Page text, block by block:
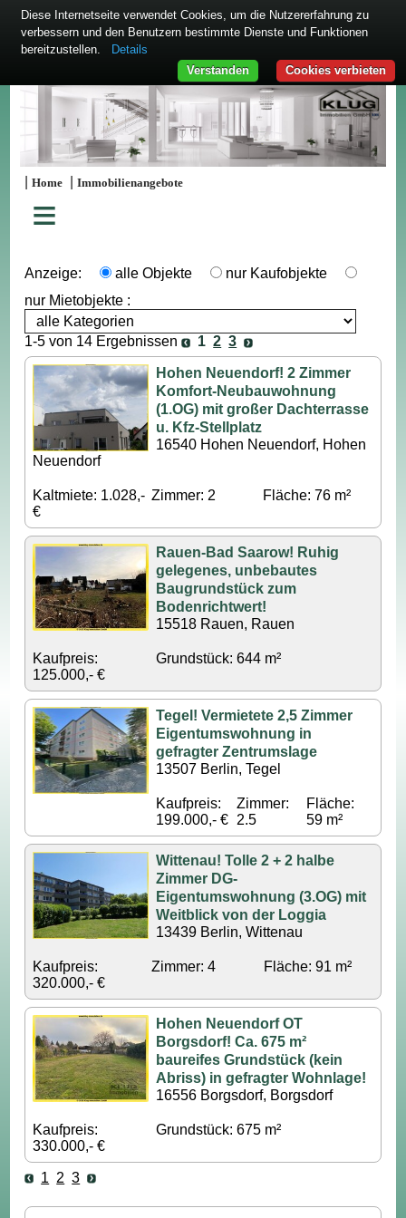
|Home |Immobilienangebote
≡
Anzeige: alle Objekte
nur Kaufobjekte
nur Mietobjekte :
1-5 von 14 Ergebnissen 1 2 3
Hohen Neuendorf! 2 Zimmer
Komfort-Neubauwohnung
(1.OG) mit großer Dachterrasse
u. Kfz-Stellplatz
16540 Hohen Neuendorf, Hohen
Neuendorf
Kaltmiete: 1.028,-
€
Zimmer: 2 Fläche: 76 m²
Rauen-Bad Saarow! Ruhig
gelegenes, unbebautes
Baugrundstück zum
Bodenrichtwert!
15518 Rauen, Rauen
Kaufpreis:
125.000,- €
Grundstück: 644 m²
Tegel! Vermietete 2,5 Zimmer
Eigentumswohnung in
gefragter Zentrumslage
13507 Berlin, Tegel
Kaufpreis:
199.000,- €
Zimmer:
2.5
Fläche:
59 m²
Wittenau! Tolle 2 + 2 halbe
Zimmer DG-
Eigentumswohnung (3.OG) mit
Weitblick von der Loggia
13439 Berlin, Wittenau
Kaufpreis:
320.000,- €
Zimmer: 4 Fläche: 91 m²
Hohen Neuendorf OT
Borgsdorf! Ca. 675 m²
baureifes Grundstück (kein
Abriss) in gefragter Wohnlage!
16556 Borgsdorf, Borgsdorf
Kaufpreis:
330.000,- €
Grundstück: 675 m²
1 2 3
Diese Internetseite verwendet Cookies, um die Nutzererfahrung zu
verbessern und den Benutzern bestimmte Dienste und Funktionen
bereitzustellen.
Details
Cookies verbieten
Verstanden